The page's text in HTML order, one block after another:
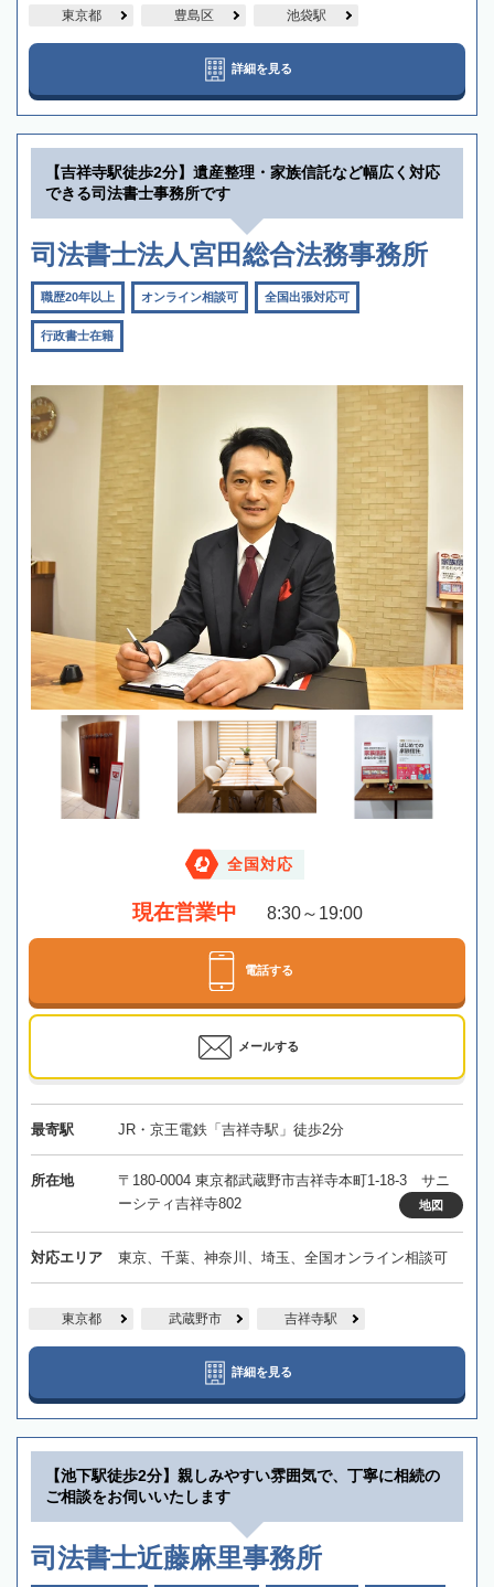
東京都 豊島区 池袋駅
詳細を見る
【吉祥寺駅徒歩2分】遺産整理・家族信託など幅広く対応
できる司法書士事務所です
司法書士法人宮田総合法務事務所
職歴20年以上 オンライン相談可 全国出張対応可
行政書士在籍
全国対応
現在営業中 8:30～19:00
電話する
メールする
最寄駅 JR・京王電鉄「吉祥寺駅」徒歩2分
所在地
〒180-0004 東京都武蔵野市吉祥寺本町1-18-3 サニ
ーシティ吉祥寺802
地図
対応エリア 東京、千葉、神奈川、埼玉、全国オンライン相談可
東京都 武蔵野市 吉祥寺駅
詳細を見る
【池下駅徒歩2分】親しみやすい雰囲気で、丁寧に相続の
ご相談をお伺いいたします
司法書士近藤麻里事務所